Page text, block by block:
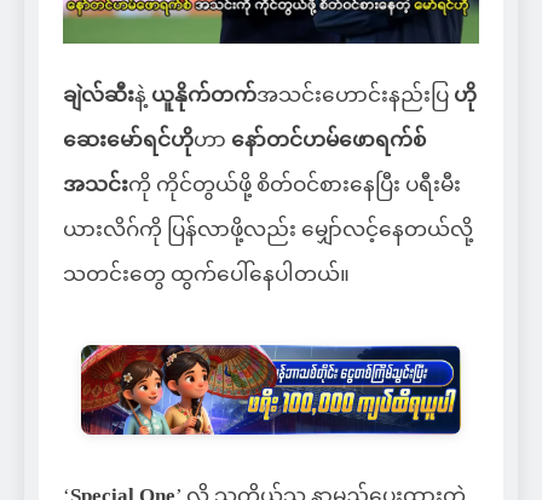
ချဲလ်ဆီးနဲ့ ယူနိုက်တက်အသင်းဟောင်းနည်းပြ ဟို
ဆေးမော်ရင်ဟိုဟာ နော်တင်ဟမ်ဖောရက်စ်
အသင်းကို ကိုင်တွယ်ဖို့ စိတ်ဝင်စားနေပြီး ပရီးမီး
ယားလိဂ်ကို ပြန်လာဖို့လည်း မျှော်လင့်နေတယ်လို့
သတင်းတွေ ထွက်ပေါ်နေပါတယ်။